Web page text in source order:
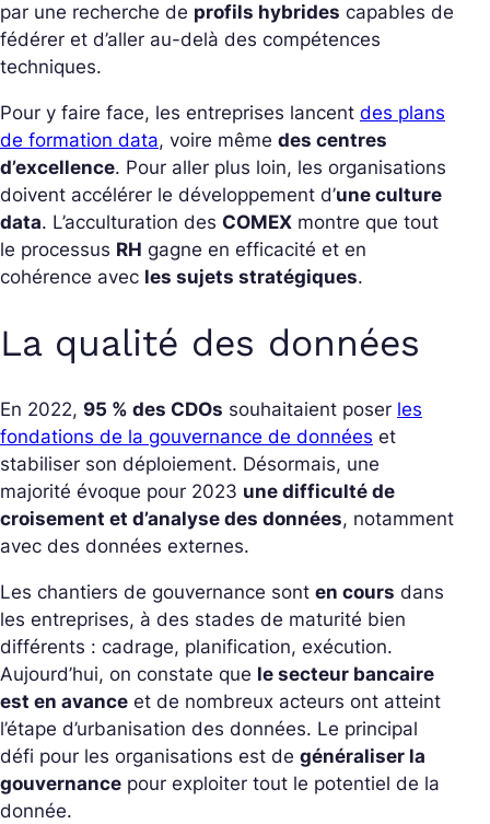
par une recherche de profils hybrides capables de
fédérer et d’aller au-delà des compétences
techniques.
Pour y faire face, les entreprises lancent des plans
de formation data, voire même des centres
d’excellence. Pour aller plus loin, les organisations
doivent accélérer le développement d’une culture
data. L’acculturation des COMEX montre que tout
le processus RH gagne en efficacité et en
cohérence avec les sujets stratégiques.
La qualité des données
En 2022, 95 % des CDOs souhaitaient poser les
fondations de la gouvernance de données et
stabiliser son déploiement. Désormais, une
majorité évoque pour 2023 une difficulté de
croisement et d’analyse des données, notamment
avec des données externes.
Les chantiers de gouvernance sont en cours dans
les entreprises, à des stades de maturité bien
différents : cadrage, planification, exécution.
Aujourd’hui, on constate que le secteur bancaire
est en avance et de nombreux acteurs ont atteint
l’étape d’urbanisation des données. Le principal
défi pour les organisations est de généraliser la
gouvernance pour exploiter tout le potentiel de la
donnée.